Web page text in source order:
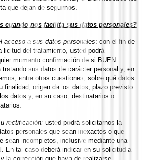
que dejan de seguirnos.
cuando nos facilita sus datos personales?
acceso a sus datos personales: con el fin de
licitud del tratamiento, usted podrá
momento confirmación de si BUEN
tratando sus datos de carácter personal y, en
entre otras cuestiones, sobre qué datos
finalidad, origen de los datos, plazo previsto
datos y, en su caso, destinatarios o
rectificación: usted podrá solicitarnos la
personales que sean inexactos o que
sean incompletos, inclusive mediante una
En tal caso deberá indicar en su solicitud a